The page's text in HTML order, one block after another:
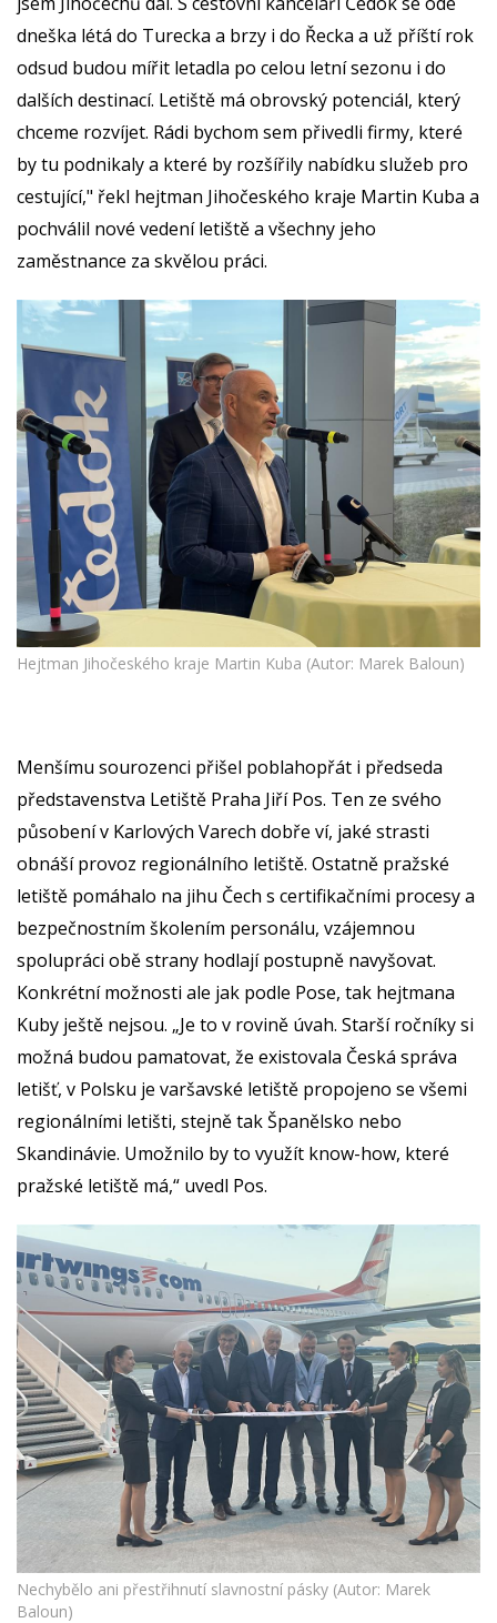
dneška létá do Turecka a brzy i do Řecka a už příští rok
odsud budou mířit letadla po celou letní sezonu i do
dalších destinací. Letiště má obrovský potenciál, který
chceme rozvíjet. Rádi bychom sem přivedli firmy, které
by tu podnikaly a které by rozšířily nabídku služeb pro
cestující," řekl hejtman Jihočeského kraje Martin Kuba a
pochválil nové vedení letiště a všechny jeho
zaměstnance za skvělou práci.
Hejtman Jihočeského kraje Martin Kuba (Autor: Marek Baloun)
Menšímu sourozenci přišel poblahopřát i předseda
představenstva Letiště Praha Jiří Pos. Ten ze svého
působení v Karlových Varech dobře ví, jaké strasti
obnáší provoz regionálního letiště. Ostatně pražské
letiště pomáhalo na jihu Čech s certifikačními procesy a
bezpečnostním školením personálu, vzájemnou
spolupráci obě strany hodlají postupně navyšovat.
Konkrétní možnosti ale jak podle Pose, tak hejtmana
Kuby ještě nejsou. „Je to v rovině úvah. Starší ročníky si
možná budou pamatovat, že existovala Česká správa
letišť, v Polsku je varšavské letiště propojeno se všemi
regionálními letišti, stejně tak Španělsko nebo
Skandinávie. Umožnilo by to využít know-how, které
pražské letiště má,“ uvedl Pos.
Nechybělo ani přestřihnutí slavnostní pásky (Autor: Marek
Baloun)